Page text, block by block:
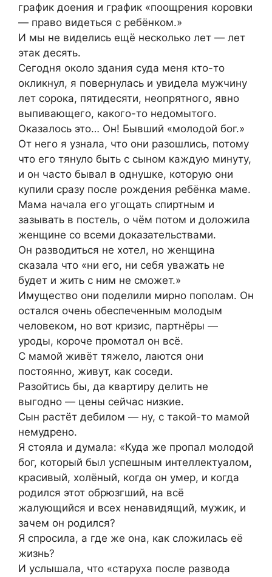
график доения и график «поощрения коровки
— право видеться с ребёнком.»
И мы не виделись ещё несколько лет — лет
этак десять.
Сегодня около здания суда меня кто-то
окликнул, я повернулась и увидела мужчину
лет сорока, пятидесяти, неопрятного, явно
выпивающего, какого-то недомытого.
Оказалось это… Он! Бывший «молодой бог.»
От него я узнала, что они разошлись, потому
что его тянуло быть с сыном каждую минуту,
и он часто бывал в однушке, которую они
купили сразу после рождения ребёнка маме.
Мама начала его угощать спиртным и
зазывать в постель, о чём потом и доложила
женщине со всеми доказательствами.
Он разводиться не хотел, но женщина
сказала что «ни его, ни себя уважать не
будет и жить с ним не сможет.»
Имущество они поделили мирно пополам. Он
остался очень обеспеченным молодым
человеком, но вот кризис, партнёры —
уроды, короче промотал он всё.
С мамой живёт тяжело, лаются они
постоянно, живут, как соседи.
Разойтись бы, да квартиру делить не
выгодно — цены сейчас низкие.
Сын растёт дебилом — ну, с такой-то мамой
немудрено.
Я стояла и думала: «Куда же пропал молодой
бог, который был успешным интеллектуалом,
красивый, холёный, когда он умер, и когда
родился этот обрюзгший, на всё
жалующийся и всех ненавидящий, мужик, и
зачем он родился?
Я спросила, а где же она, как сложилась её
жизнь?
И услышала, что «старуха после развода